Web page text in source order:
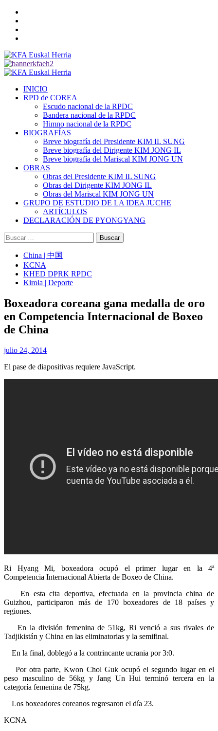
Saltar
contenido
Menú
INICIO
RPD de COREA
Escudo nacional de la RPDC
Bandera nacional de la RPDC
Himno nacional de la RPDC
BIOGRAFÍAS
Breve biografía del Presidente KIM IL SUNG
Breve biografía del Dirigente KIM JONG IL
Breve biografía del Mariscal KIM JONG UN
OBRAS
Obras del Presidente KIM IL SUNG
Obras del Dirigente KIM JONG IL
Obras del Mariscal KIM JONG UN
GRUPO DE ESTUDIO DE LA IDEA JUCHE
ARTÍCULOS
DECLARACIÓN DE PYONGYANG
Buscar:
China | 中国
KCNA
KHED DPRK RPDC
Kirola | Deporte
Boxeadora coreana gana medalla de oro
en Competencia Internacional de Boxeo
de China
julio 24, 2014
El pase de diapositivas requiere JavaScript.
Ri Hyang Mi, boxeadora ocupó el primer lugar en la 4ª
Competencia Internacional Abierta de Boxeo de China.
En esta cita deportiva, efectuada en la provincia china de
Guizhou, participaron más de 170 boxeadores de 18 países y
regiones.
En la división femenina de 51kg, Ri venció a sus rivales de
Tadjikistán y China en las eliminatorias y la semifinal.
En la final, doblegó a la contrincante ucrania por 3:0.
Por otra parte, Kwon Chol Guk ocupó el segundo lugar en el
peso masculino de 56kg y Jang Un Hui terminó tercera en la
categoría femenina de 75kg.
Los boxeadores coreanos regresaron el día 23.
KCNA